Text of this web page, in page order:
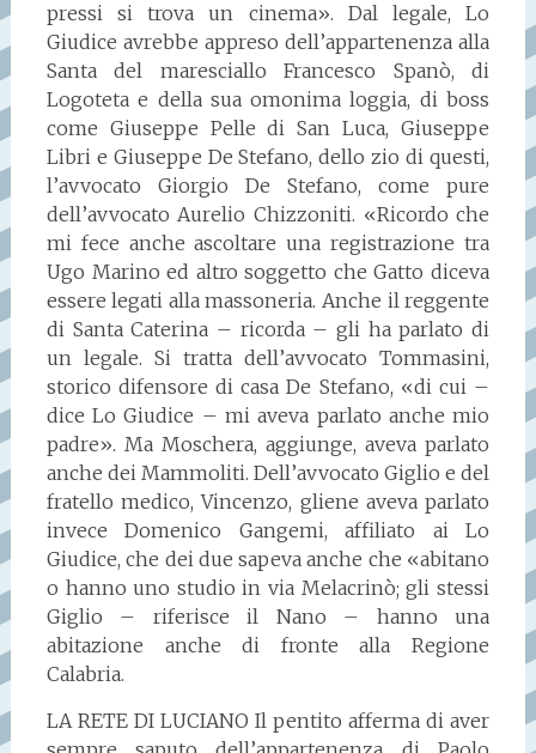
pressi si trova un cinema». Dal legale, Lo
Giudice avrebbe appreso dell’appartenenza alla
Santa del maresciallo Francesco Spanò, di
Logoteta e della sua omonima loggia, di boss
come Giuseppe Pelle di San Luca, Giuseppe
Libri e Giuseppe De Stefano, dello zio di questi,
l’avvocato Giorgio De Stefano, come pure
dell’avvocato Aurelio Chizzoniti. «Ricordo che
mi fece anche ascoltare una registrazione tra
Ugo Marino ed altro soggetto che Gatto diceva
essere legati alla massoneria. Anche il reggente
di Santa Caterina – ricorda – gli ha parlato di
un legale. Si tratta dell’avvocato Tommasini,
storico difensore di casa De Stefano, «di cui –
dice Lo Giudice – mi aveva parlato anche mio
padre». Ma Moschera, aggiunge, aveva parlato
anche dei Mammoliti. Dell’avvocato Giglio e del
fratello medico, Vincenzo, gliene aveva parlato
invece Domenico Gangemi, affiliato ai Lo
Giudice, che dei due sapeva anche che «abitano
o hanno uno studio in via Melacrinò; gli stessi
Giglio – riferisce il Nano – hanno una
abitazione anche di fronte alla Regione
Calabria.
LA RETE DI LUCIANO Il pentito afferma di aver